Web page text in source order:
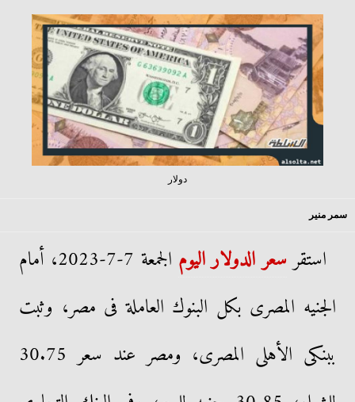
دولار
سمر منير
استقرسعر الدولار اليوم
الجمعة 7-7-2023، أمام
الجنيه المصرى بكل البنوك العاملة فى مصر، وثبت
ببنكى الأهلى المصرى، ومصر عند سعر 30.75